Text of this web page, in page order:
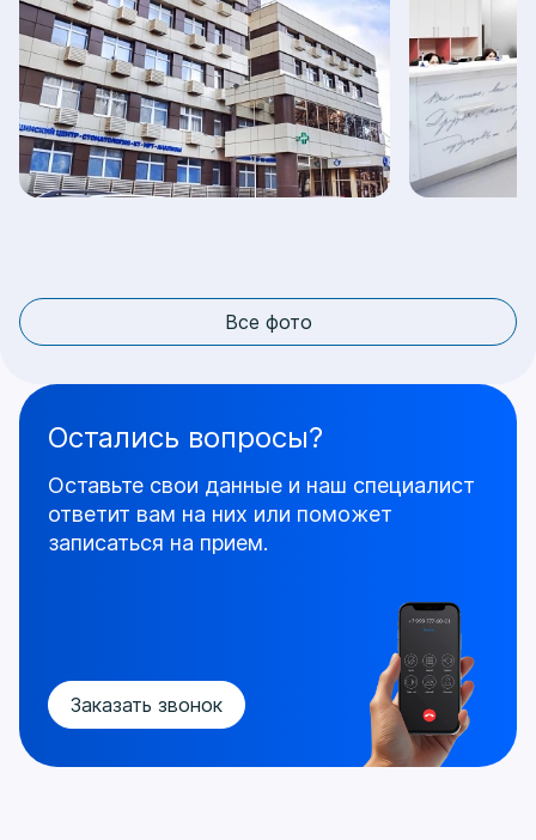
Все фото
Заказать звонок
Остались вопросы?
Оставьте свои данные и наш специалист
ответит вам на них или поможет
записаться на прием.